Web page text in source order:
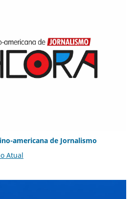
americana de Jornalismo
Atual